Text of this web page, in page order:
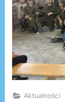
Aktualności